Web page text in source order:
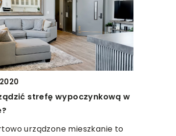
strefę wypoczynkową w
urządzone mieszkanie to